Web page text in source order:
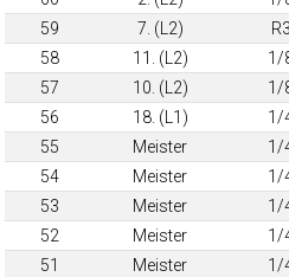
59
7. (L2) R3
58
11. (L2) 1/
57
10. (L2) 1/
56
18. (L1) 1/
55
Meister 1/
54
Meister 1/
53
Meister 1/
52
Meister 1/
51
Meister 1/